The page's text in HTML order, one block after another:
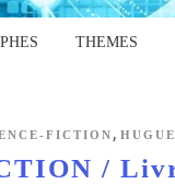
THEMES
FICTION ,
/